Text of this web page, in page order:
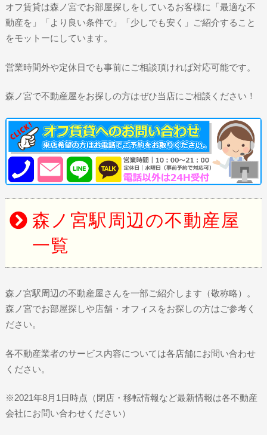
オフ賃貸は森ノ宮でお部屋探しをしているお客様に「最適な不
動産を」「より良い条件で」「少しでも安く」ご紹介すること
をモットーにしています。
営業時間外や定休日でも事前にご相談頂ければ対応可能です。
森ノ宮で不動産屋をお探しの方はぜひ当店にご相談ください！
森ノ宮駅周辺の不動産屋
一覧
森ノ宮駅周辺の不動産屋さんを一部ご紹介します（敬称略）。
森ノ宮でお部屋探しや店舗・オフィスをお探しの方はご参考く
ださい。
各不動産業者のサービス内容については各店舗にお問い合わせ
ください。
※2021年8月1日時点（閉店・移転情報など最新情報は各不動産
会社にお問い合わせください）